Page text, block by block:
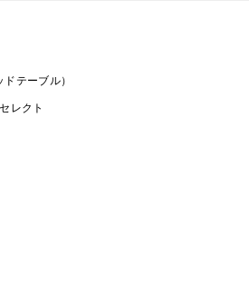
テーブル）
レクト